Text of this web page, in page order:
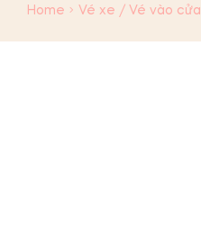
Home Vé xe / Vé vào cửa